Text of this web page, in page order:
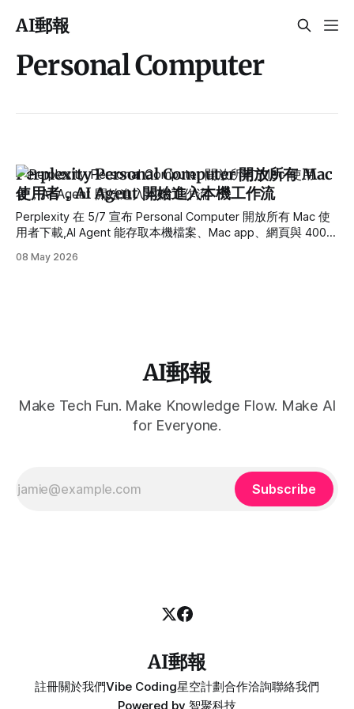
AI郵報
Personal Computer
Perplexity Personal Computer 開放所有 Mac
使用者，AI Agent 開始進入本機工作流
Perplexity 在 5/7 宣布 Personal Computer 開放所有 Mac 使
用者下載,AI Agent 能存取本機檔案、Mac app、網頁與 400+
08 May 2026
AI郵報
Make Tech Fun. Make Knowledge Flow. Make AI
for Everyone.
Subscribe
AI郵報
註冊關於我們Vibe Coding星空計劃合作洽詢聯絡我們
Powered by 智聚科技